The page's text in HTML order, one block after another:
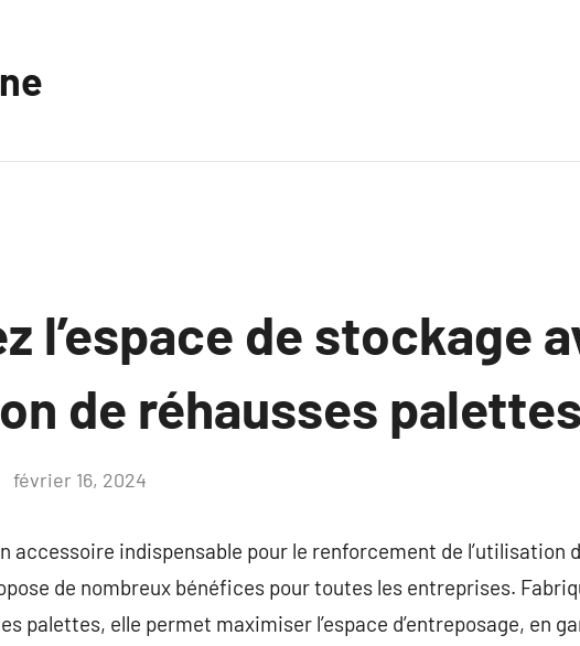
l’espace de stockage
de réhausses palettes
février 16, 2024
accessoire indispensable pour le renforcement de l’utilisation
de nombreux bénéfices pour toutes les entreprises.
palettes, elle permet maximiser l’espace d’entreposage, en